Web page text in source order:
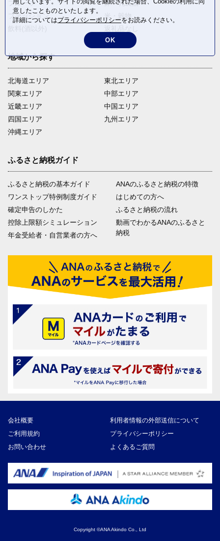
フルーツ
卵・乳製品
ファッション
米・穀物
地域から探す
北海道エリア
関東エリア
近畿エリア
四国エリア
沖縄エリア
東北エリア
中部エリア
中国エリア
九州エリア
ふるさと納税ガイド
ふるさと納税の基本ガイド
ワンストップ特例制度ガイド
確定申告のしかた
控除上限額シミュレーション
年金受給者・自営業者の方へ
ANAのふるさと納税の特徴
はじめての方へ
ふるさと納税の流れ
動画でわかるANAのふるさと
納税
会社概要
利用者情報の外部送信について
ご利用規約
プライバシーポリシー
お問い合わせ
よくあるご質問
Copyright ©ANA Akindo Co., Ltd
意したことものといたします。
詳細についてはプライバシーポリシーをお読みください。
OK